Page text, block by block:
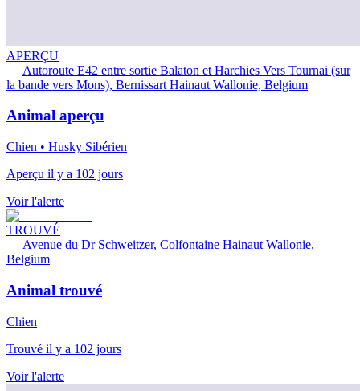
APERÇU
Autoroute E42 entre sortie Balaton et Harchies Vers Tournai (sur
la bande vers Mons), Bernissart Hainaut Wallonie, Belgium
Animal aperçu
Chien • Husky Sibérien
Aperçu il y a 102 jours
Voir l'alerte
TROUVÉ
Avenue du Dr Schweitzer, Colfontaine Hainaut Wallonie,
Belgium
Animal trouvé
Chien
Trouvé il y a 102 jours
Voir l'alerte